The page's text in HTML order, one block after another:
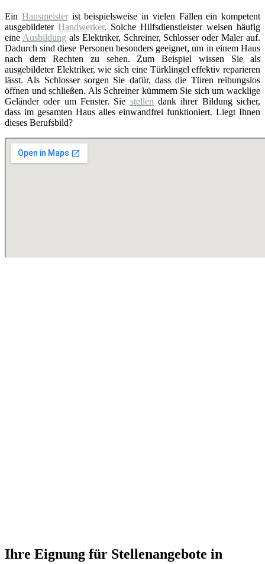
Ein Hausmeisterist beispielsweise in vielen Fällen ein kompetent
ausgebildeter Handwerker. Solche Hilfsdienstleister weisen häufig
eine Ausbildungals Elektriker, Schreiner, Schlosser oder Maler auf.
Dadurch sind diese Personen besonders geeignet, um in einem Haus
nach dem Rechten zu sehen. Zum Beispiel wissen Sie als
ausgebildeter Elektriker, wie sich eine Türklingel effektiv reparieren
lässt. Als Schlosser sorgen Sie dafür, dass die Türen reibungslos
öffnen und schließen. Als Schreiner kümmern Sie sich um wacklige
Geländer oder um Fenster. Sie stellendank ihrer Bildung sicher,
dass im gesamten Haus alles einwandfrei funktioniert. Liegt Ihnen
dieses Berufsbild?
Ihre Eignung für Stellenangebote in